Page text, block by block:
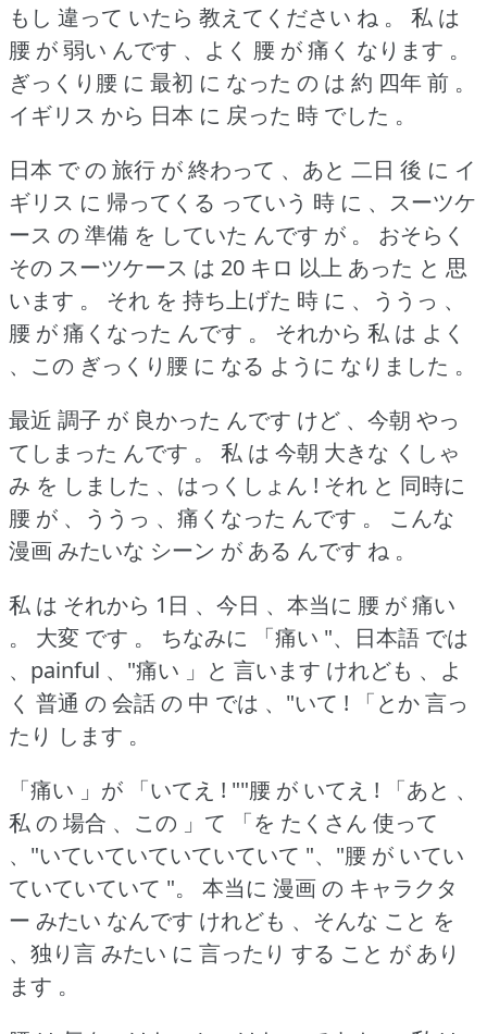
もし 違って いたら 教えてください ね 。
私 は
腰 が 弱い んです 、よく 腰 が 痛く なります 。
ぎっくり腰 に 最初 に なった の は 約 四年 前 。
イギリス から 日本 に 戻った 時 でした 。
日本 で の 旅行 が 終わって 、あと 二日 後 に イ
ギリス に 帰ってくる っていう 時 に 、スーツケ
ース の 準備 を していた んです が 。
おそらく
その スーツケース は 20 キロ 以上 あった と 思
います 。
それ を 持ち上げた 時 に 、ううっ 、
腰 が 痛くなった んです 。
それから 私 は よく
、この ぎっくり腰 に なる ように なりました 。
最近 調子 が 良かった んです けど 、今朝 やっ
てしまった んです 。
私 は 今朝 大きな くしゃ
み を しました 、はっくしょん ! それ と 同時に
腰 が 、ううっ 、痛くなった んです 。
こんな
漫画 みたいな シーン が ある んです ね 。
私 は それから 1日 、今日 、本当に 腰 が 痛い
。
大変 です 。
ちなみに 「痛い "、日本語 では
、painful 、"痛い 」と 言います けれども 、よ
く 普通 の 会話 の 中 では 、"いて !
「とか 言っ
たり します 。
「痛い 」が 「いてえ ! ""腰 が いてえ !
「あと 、
私 の 場合 、この 」て 「を たくさん 使って
、"いていていていていていて "、"腰 が いてい
ていていていて "。
本当に 漫画 の キャラクタ
ー みたい なんです けれども 、そんな こと を
、独り言 みたい に 言ったり する こと が あり
ます 。